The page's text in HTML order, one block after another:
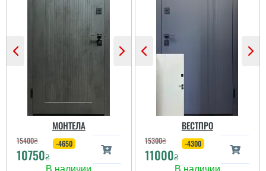
МОНТЕЛА
15400₴
10750₴
-4650
ВЕСТПРО
15300₴
11000₴
-4300